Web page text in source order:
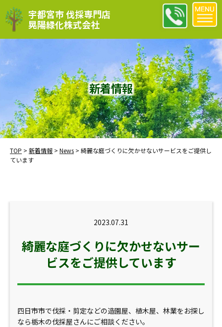
宇都宮市 伐採専門店
晃陽緑化株式会社
新着情報
TOP > 新着情報 > News > 綺麗な庭づくりに欠かせないサービスをご提供し
ています
2023.07.31
綺麗な庭づくりに欠かせないサー
ビスをご提供しています
四日市市で伐採・剪定などの造園屋、植木屋、林業をお探し
なら栃木の伐採屋さんにご相談ください。